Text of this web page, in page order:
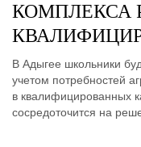
КОМПЛЕКСА
В Адыгее школьники
учетом потребностей
в квалифицированных
сосредоточится на